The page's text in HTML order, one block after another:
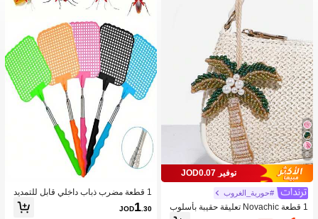
8
توفير JOD0.07
#حورية_الغروب
1 قطعة Novachic تعليقة حقيبة بأسلوب
العطلات مزينة بالخرز على شكل نجمة الب
1 قطعة مضرب ذباب داخلي قابل للتمديد
من الفولاذ المقاوم للصدأ، مقبض PVC م
ضاد للانزلاق، مضرب بعوض من البولي بر
JOD1.30